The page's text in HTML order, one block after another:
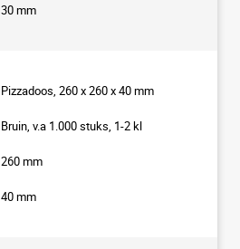
30 mm
Pizzadoos, 260 x 260 x 40 mm
Bruin, v.a 1.000 stuks, 1-2 kl
260 mm
40 mm